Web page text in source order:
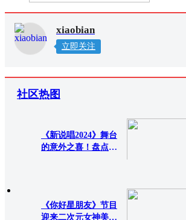
xiaobian
立即关注
社区热图
《新说唱2024》舞台
的意外之喜！盘点品
《你好星朋友》节目
迎来二次元女神美依